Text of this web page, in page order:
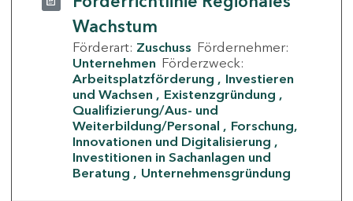
Wachstum
Förderart: Zuschuss Fördernehmer:
Unternehmen Förderzweck:
Arbeitsplatzförderung
Investieren
und Wachsen
Existenzgründung
Qualifizierung/Aus- und
Weiterbildung/Personal
Forschung,
Innovationen und Digitalisierung
Investitionen in Sachanlagen und
Beratung
Unternehmensgründung